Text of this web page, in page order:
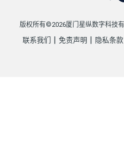
版权所有©2026厦门星纵数字科技
联系我们 免责声明 隐私条款